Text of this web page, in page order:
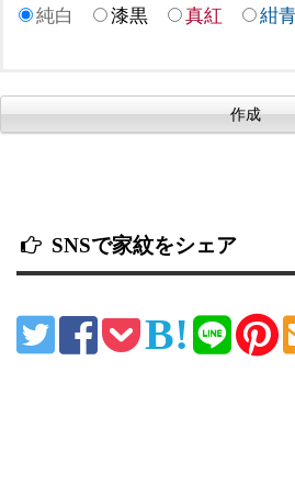
純白 漆黒 真紅 紺
SNSで家紋をシェア